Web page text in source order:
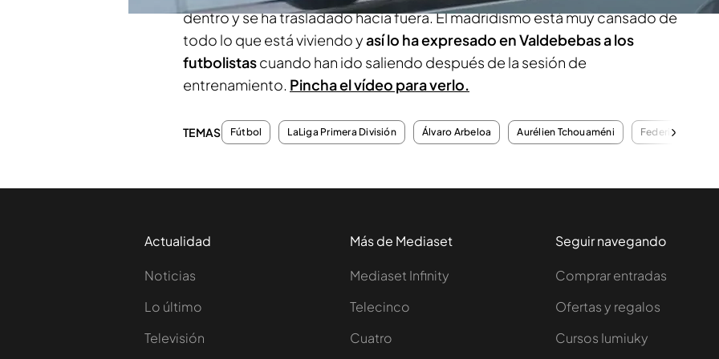
dentro y se ha trasladado hacia fuera. El madridismo está muy cansado de
todo lo que está viviendo yasí lo ha expresado en Valdebebas a los
futbolistascuando han ido saliendo después de la sesión de
entrenamiento. Pincha el vídeo para verlo.
TEMAS Fútbol LaLiga Primera División Álvaro Arbeloa Aurélien Tchouaméni Federico
Actualidad
Noticias
Lo último
Televisión
Más de Mediaset
Mediaset Infinity
Telecinco
Cuatro
Seguir navegando
Comprar entradas
Ofertas y regalos
Cursos Iumiuky